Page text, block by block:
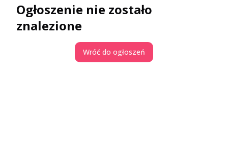
Ogłoszenie nie zostało
znalezione
Wróć do ogłoszeń